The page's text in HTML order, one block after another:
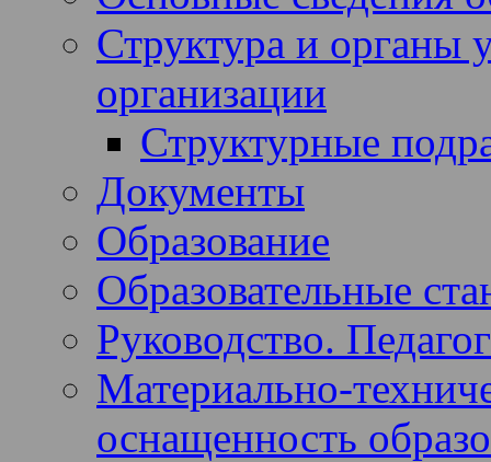
Структура и органы
организации
Структурные
Документы
Образование
Образовательные
Руководство.
Материально-
оснащенность